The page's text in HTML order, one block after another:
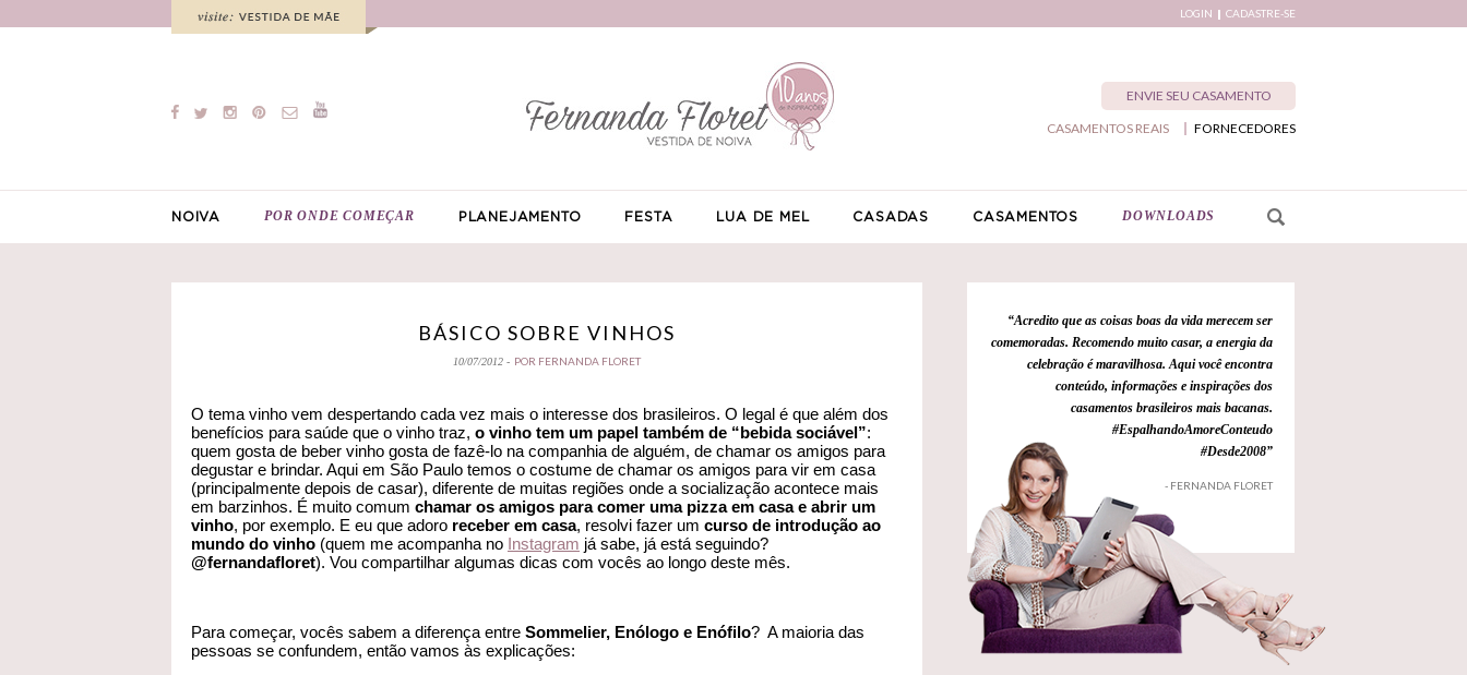
LOGIN CADASTRE-SE
ENVIE SEU CASAMENTO
FORNECEDORES
CASAMENTOS REAIS
NOIVA POR ONDE COMEÇAR PLANEJAMENTO FESTA LUA DE MEL CASADAS CASAMENTOS DOWNLOADS
BÁSICO SOBRE VINHOS
10/07/2012 - POR FERNANDA FLORET
O tema vinho vem despertando cada vez mais o interesse dos brasileiros. O legal é que além dos
benefícios para saúde que o vinho traz, o vinho tem um papel também de “bebida sociável”:
quem gosta de beber vinho gosta de fazê-lo na companhia de alguém, de chamar os amigos para
degustar e brindar. Aqui em São Paulo temos o costume de chamar os amigos para vir em casa
(principalmente depois de casar), diferente de muitas regiões onde a socialização acontece mais
em barzinhos. É muito comum chamar os amigos para comer uma pizza em casa e abrir um
vinho, por exemplo. E eu que adoro receber em casa, resolvi fazer um curso de introdução ao
mundo do vinho (quem me acompanha no Instagram já sabe, já está seguindo?
@fernandafloret). Vou compartilhar algumas dicas com vocês ao longo deste mês.
Para começar, vocês sabem a diferença entre Sommelier, Enólogo e Enófilo? A maioria das
pessoas se confundem, então vamos às explicações:
“Acredito que as coisas boas da vida merecem ser
comemoradas. Recomendo muito casar, a energia da
celebração é maravilhosa. Aqui você encontra
conteúdo, informações e inspirações dos
casamentos brasileiros mais bacanas.
#EspalhandoAmoreConteudo
#Desde2008”
- FERNANDA FLORET